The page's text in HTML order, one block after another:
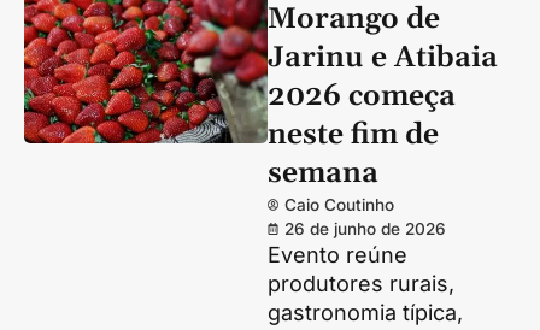
Morango de
Jarinu e Atibaia
2026 começa
neste fim de
semana
Caio Coutinho
26 de junho de 2026
Evento reúne
produtores rurais,
gastronomia típica,